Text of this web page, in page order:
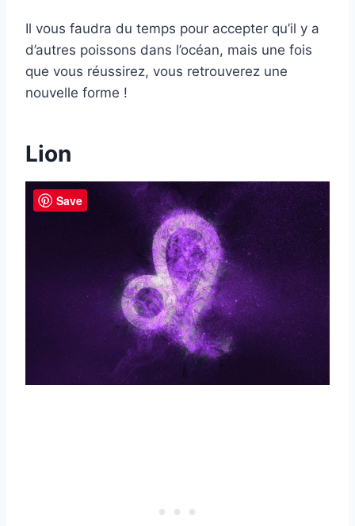
Il vous faudra du temps pour accepter qu’il y a
d’autres poissons dans l’océan, mais une fois
que vous réussirez, vous retrouverez une
nouvelle forme !
Lion
Save